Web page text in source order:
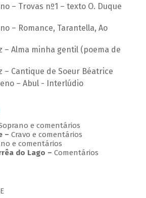
– Trovas nº1 – texto O. Duque
– Romance, Tarantella, Ao
– Alma minha gentil (poema de
– Cantique de Soeur Béatrice
– Abul - Interlúdio
e comentários
– Cravo e comentários
e comentários
do Lago – Comentários